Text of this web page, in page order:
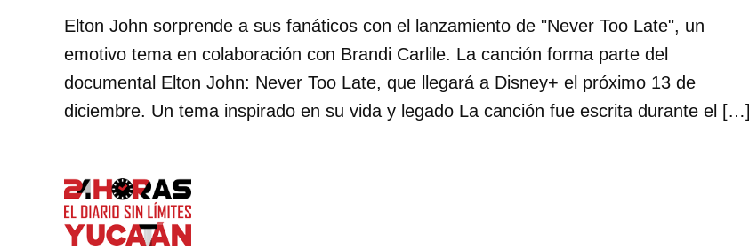
Elton John sorprende a sus fanáticos con el lanzamiento de "Never Too Late", un
emotivo tema en colaboración con Brandi Carlile. La canción forma parte del
documental Elton John: Never Too Late, que llegará a Disney+ el próximo 13 de
diciembre. Un tema inspirado en su vida y legado La canción fue escrita durante el […]